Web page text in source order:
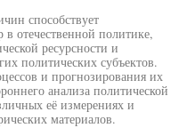
способствует
отечественной политике,
ресурсности и
политических субъектов.
и прогнозирования их
анализа политической
её измерениях и
материалов.